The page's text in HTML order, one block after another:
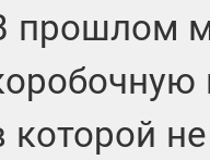
прошлом
которой